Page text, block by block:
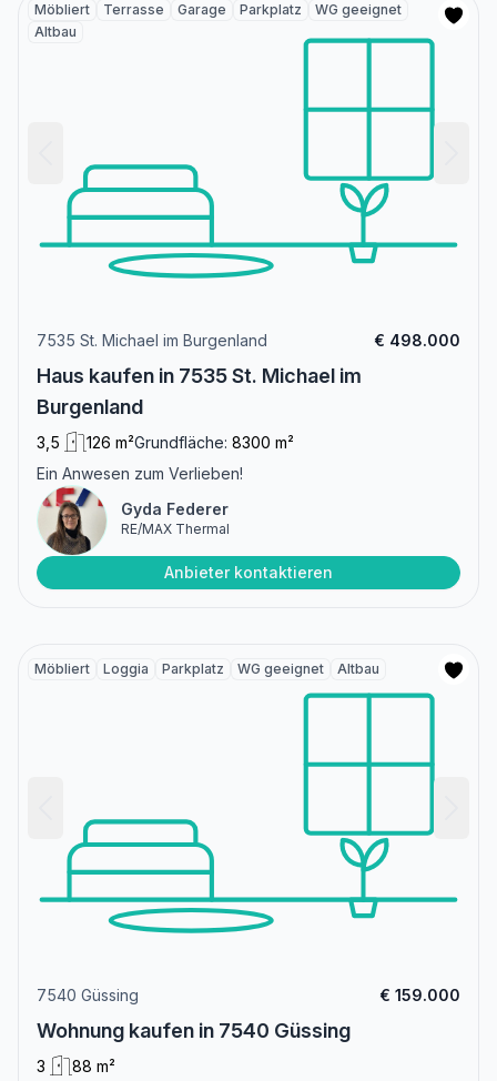
Möbliert Terrasse Garage Parkplatz
WG geeignet
Altbau
7535 St. Michael im Burgenland € 498.000
Haus kaufen in 7535 St. Michael im
Burgenland
3,5 126 m²Grundfläche: 8300 m²
Ein Anwesen zum Verlieben!
Gyda Federer
RE/MAX Thermal
Anbieter kontaktieren
Möbliert Loggia Parkplatz WG geeignet Altbau
7540 Güssing € 159.000
Wohnung kaufen in 7540 Güssing
3 88 m²